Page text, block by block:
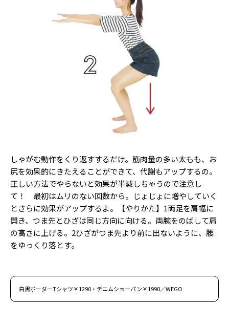
しゃがむ動作をくり返すするだけ。筋肉量の多い太もも、お
尻を効果的にきたえることができて、代謝もアップするの。
正しい方法でやらないと効果が半減しちゃうので注意し
て！ 最初はムリのない回数から。じょじょに増やしていく
とさらに効果がアップするよ。【やりかた】1両足を肩幅に
開き、つま先とひざは同じ方向に向ける。両腕をのばして肩
の高さに上げる。2ひざがつま先より前に出ないように、腰
をゆっくり落とす。
白黒ボーダーTシャツ￥1290・デニムショーパン￥1990／WEGO